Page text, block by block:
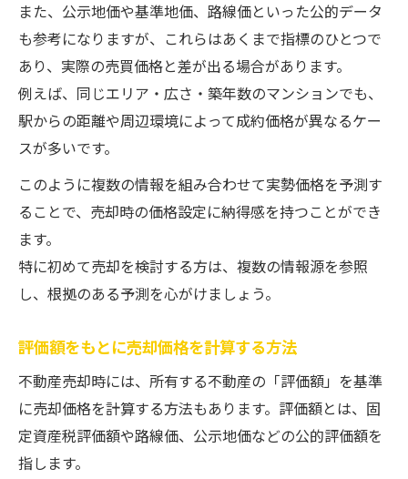
また、公示地価や基準地価、路線価といった公的データ
も参考になりますが、これらはあくまで指標のひとつで
あり、実際の売買価格と差が出る場合があります。
例えば、同じエリア・広さ・築年数のマンションでも、
駅からの距離や周辺環境によって成約価格が異なるケー
スが多いです。
このように複数の情報を組み合わせて実勢価格を予測す
ることで、売却時の価格設定に納得感を持つことができ
ます。
特に初めて売却を検討する方は、複数の情報源を参照
し、根拠のある予測を心がけましょう。
評価額をもとに売却価格を計算する方法
不動産売却時には、所有する不動産の「評価額」を基準
に売却価格を計算する方法もあります。評価額とは、固
定資産税評価額や路線価、公示地価などの公的評価額を
指します。